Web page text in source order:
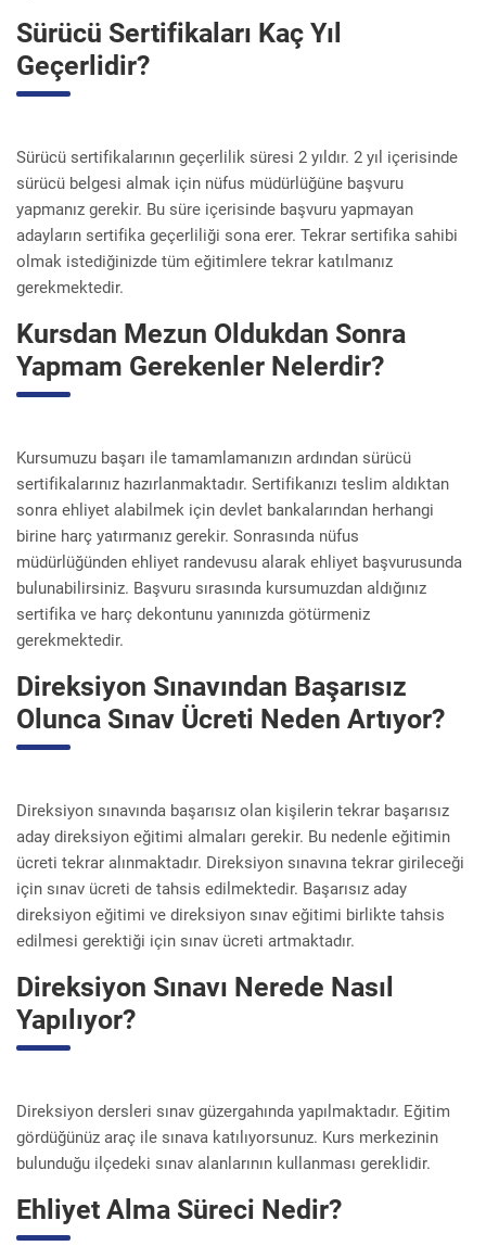
Sürücü Sertifikaları Kaç Yıl
Geçerlidir?
Sürücü sertifikalarının geçerlilik süresi 2 yıldır. 2 yıl içerisinde
sürücü belgesi almak için nüfus müdürlüğüne başvuru
yapmanız gerekir. Bu süre içerisinde başvuru yapmayan
adayların sertifika geçerliliği sona erer. Tekrar sertifika sahibi
olmak istediğinizde tüm eğitimlere tekrar katılmanız
gerekmektedir.
Kursdan Mezun Oldukdan Sonra
Yapmam Gerekenler Nelerdir?
Kursumuzu başarı ile tamamlamanızın ardından sürücü
sertifikalarınız hazırlanmaktadır. Sertifikanızı teslim aldıktan
sonra ehliyet alabilmek için devlet bankalarından herhangi
birine harç yatırmanız gerekir. Sonrasında nüfus
müdürlüğünden ehliyet randevusu alarak ehliyet başvurusunda
bulunabilirsiniz. Başvuru sırasında kursumuzdan aldığınız
sertifika ve harç dekontunu yanınızda götürmeniz
gerekmektedir.
Direksiyon Sınavından Başarısız
Olunca Sınav Ücreti Neden Artıyor?
Direksiyon sınavında başarısız olan kişilerin tekrar başarısız
aday direksiyon eğitimi almaları gerekir. Bu nedenle eğitimin
ücreti tekrar alınmaktadır. Direksiyon sınavına tekrar girileceği
için sınav ücreti de tahsis edilmektedir. Başarısız aday
direksiyon eğitimi ve direksiyon sınav eğitimi birlikte tahsis
edilmesi gerektiği için sınav ücreti artmaktadır.
Direksiyon Sınavı Nerede Nasıl
Yapılıyor?
Direksiyon dersleri sınav güzergahında yapılmaktadır. Eğitim
gördüğünüz araç ile sınava katılıyorsunuz. Kurs merkezinin
bulunduğu ilçedeki sınav alanlarının kullanması gereklidir.
Ehliyet Alma Süreci Nedir?